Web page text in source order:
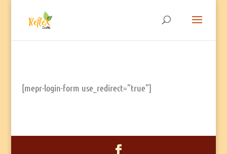
[mepr-login-form use_redirect=”true”]